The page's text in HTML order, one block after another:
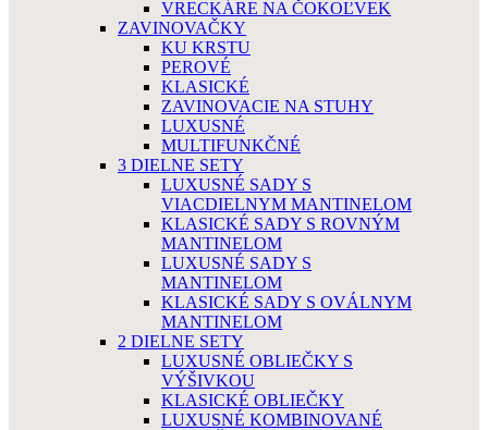
VRECKÁRE NA ČOKOĽVEK
ZAVINOVAČKY
KU KRSTU
PEROVÉ
KLASICKÉ
ZAVINOVACIE NA STUHY
LUXUSNÉ
MULTIFUNKČNÉ
3 DIELNE SETY
LUXUSNÉ SADY S
VIACDIELNYM MANTINELOM
KLASICKÉ SADY S ROVNÝM
MANTINELOM
LUXUSNÉ SADY S
MANTINELOM
KLASICKÉ SADY S OVÁLNYM
MANTINELOM
2 DIELNE SETY
LUXUSNÉ OBLIEČKY S
VÝŠIVKOU
KLASICKÉ OBLIEČKY
LUXUSNÉ KOMBINOVANÉ